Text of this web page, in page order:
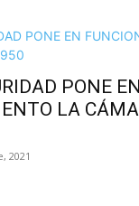
PONE EN
LA
2021